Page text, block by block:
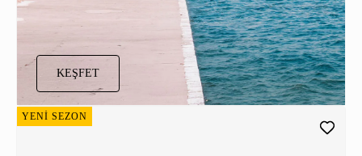
KEŞFET
YENİ SEZON